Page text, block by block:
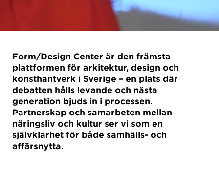
Form/Design Center är den främsta
plattformen för arkitektur, design och
konsthantverk i Sverige – en plats där
debatten hålls levande och nästa
generation bjuds in i processen.
Partnerskap och samarbeten mellan
näringsliv och kultur ser vi som en
självklarhet för både samhälls- och
affärsnytta.